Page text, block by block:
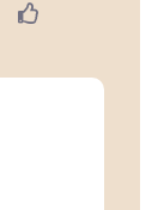
Chèques